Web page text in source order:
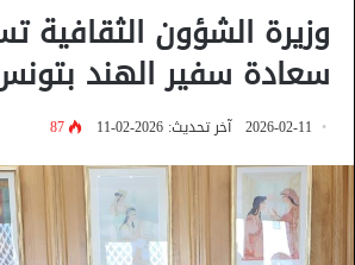
وزيرة الشؤون الثقافية
سعادة سفير الهند
2026-02-11 آخر تحديث: 2026-02-11 87